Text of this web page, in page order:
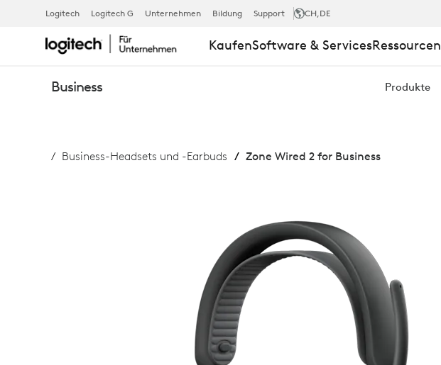
ZONE
WIRED
BUSINESS
Logitech Logitech G Unternehmen Bildung Support CH,DE
KaufenSoftware & ServicesRessourcen
Business Produkte
Business-Headsets und -Earbuds Zone Wired 2 for Business